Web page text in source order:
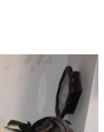
que
igualdad entre
a la
Pasaje